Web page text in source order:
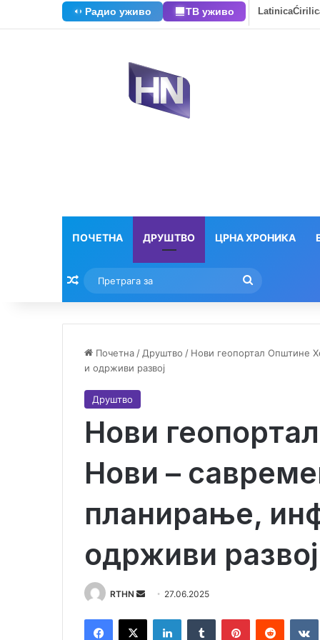
Радио уживо ТВ уживо Latinica
ПОЧЕТНА ДРУШТВО ЦРНА ХРОНИКА
Насумични текстови
за
Почетна / Друштво / Нови геопортал Општине
и одрживи развој
Друштво
Нови
Нови –
планирање,
одрживи развој
RTHN 27.06.2025